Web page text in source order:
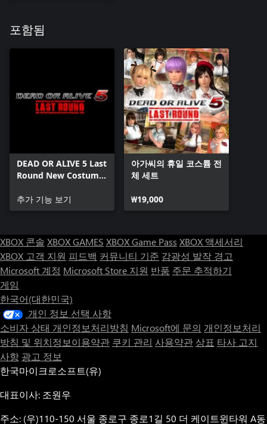
포함됨
DEAD OR ALIVE 5 Last
Round New Costume
추가 기능 보기
아가씨의 휴일 코스튬 전
체 세트
₩19,000
XBOX 콘솔 XBOX GAMES XBOX Game Pass XBOX 액세서리
XBOX 고객 지원 피드백 커뮤니티 기준 감광성 발작 경고
Microsoft 계정 Microsoft Store 지원 반품 주문 추적하기
게임
한국어(대한민국)
개인 정보 선택 사항
소비자 상태 개인정보처리방침 Microsoft에 문의 개인정보처리
방침 및 위치정보이용약관 쿠키 관리 사용약관 상표 타사 고지
사항 광고 정보
한국마이크로소프트(유)
대표이사: 조원우
주소: (우)110-150 서울 종로구 종로1길 50 더 케이트윈타워 A동